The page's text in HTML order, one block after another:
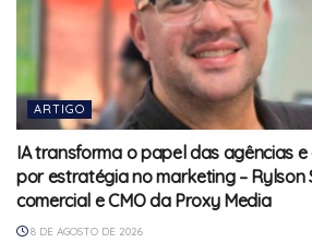
ARTIGO
IA transforma o papel das agências
por estratégia no marketing – Rylson
comercial e CMO da Proxy Media
8 DE AGOSTO DE 2026